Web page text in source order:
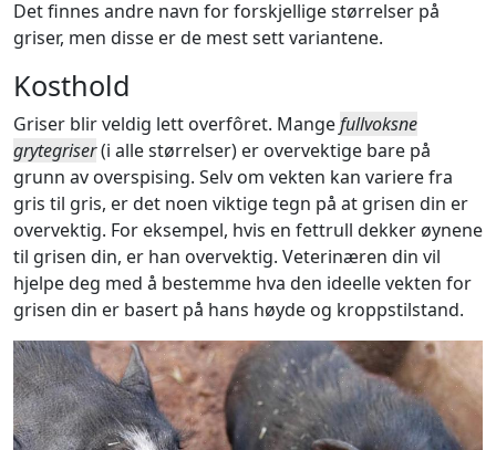
Det finnes andre navn for forskjellige størrelser på
griser, men disse er de mest sett variantene.
Kosthold
Griser blir veldig lett overfôret. Mangefullvoksne
grytegriser(i alle størrelser) er overvektige bare på
grunn av overspising. Selv om vekten kan variere fra
gris til gris, er det noen viktige tegn på at grisen din er
overvektig. For eksempel, hvis en fettrull dekker øynene
til grisen din, er han overvektig. Veterinæren din vil
hjelpe deg med å bestemme hva den ideelle vekten for
grisen din er basert på hans høyde og kroppstilstand.